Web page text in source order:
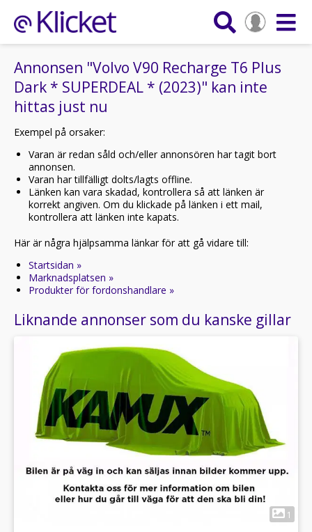
Annonsen "Volvo V90 Recharge T6 Plus
Dark * SUPERDEAL * (2023)" kan inte
hittas just nu
Exempel på orsaker:
Varan är redan såld och/eller annonsören har tagit bort
annonsen.
Varan har tillfälligt dolts/lagts offline.
Länken kan vara skadad, kontrollera så att länken är
korrekt angiven. Om du klickade på länken i ett mail,
kontrollera att länken inte kapats.
Här är några hjälpsamma länkar för att gå vidare till:
Startsidan »
Marknadsplatsen »
Produkter för fordonshandlare »
Liknande annonser som du kanske gillar
1